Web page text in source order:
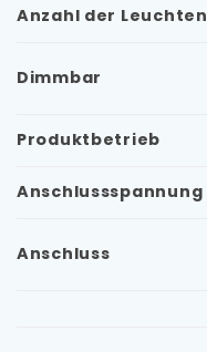
Anzahl der Leuchten
Dimmbar
Produktbetrieb
Anschlussspannung
Anschluss